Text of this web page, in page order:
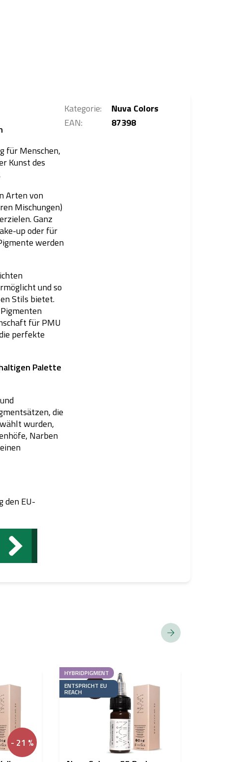
für Menschen,
Kunst des
Arten von
Mischungen)
Ganz
up oder für
werden
und so
Stils bietet.
für PMU
perfekte
Palette
die
wurden,
Narben
den EU-
Kategorie:
Nuva Colors
EAN: 87398
- 21 %
HYBRIDPIGMENT
ENTSPRICHT EU
REACH